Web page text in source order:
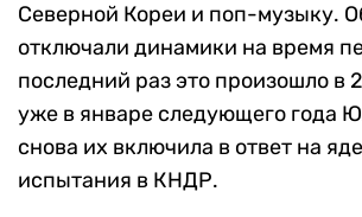
Северной Кореи и поп-музыку.
отключали динамики на время
последний раз это произошло в
уже в январе следующего года
снова их включила в ответ на
испытания в КНДР.